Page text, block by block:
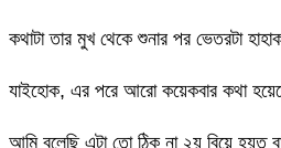
কথাটা তার মুখ থেকে শুনার পর ভেতরটা
যাইহোক, এর পরে আরো কয়েকবার কথা
আমি বলেছি এটা তো ঠিক না ২য় বিয়ে হয়ত